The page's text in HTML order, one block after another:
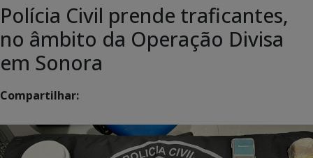
Polícia Civil prende traficantes,
no âmbito da Operação Divisa
em Sonora
Compartilhar: